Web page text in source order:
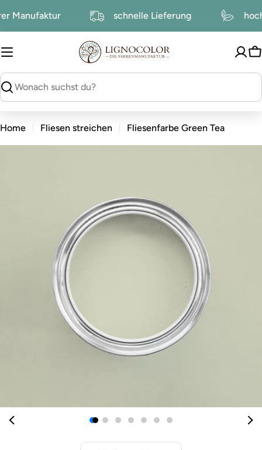
Inhalt
Manufaktur schnelle Lieferung
suchen
Home Fliesen streichen Fliesenfarbe Green Tea
Sie das Medium 0 im Modalformat